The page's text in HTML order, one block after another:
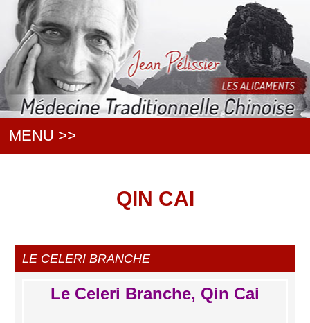
MENU >>
QIN CAI
LE CELERI BRANCHE
Le Celeri Branche, Qin Cai